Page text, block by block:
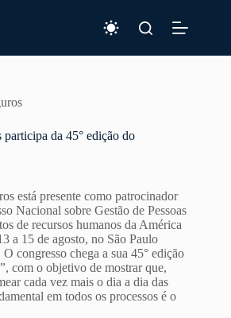
da 45° edição do
está presente como patrocinador
Nacional sobre Gestão de Pessoas
de recursos humanos da América
a 15 de agosto, no São Paulo
congresso chega a sua 45° edição
com o objetivo de mostrar que,
cada vez mais o dia a dia das
em todos os processos é o